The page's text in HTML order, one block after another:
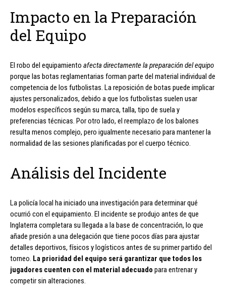
Impacto en la Preparación
del Equipo
El robo del equipamiento afecta directamente la preparación del equipo
porque las botas reglamentarias forman parte del material individual de
competencia de los futbolistas. La reposición de botas puede implicar
ajustes personalizados, debido a que los futbolistas suelen usar
modelos específicos según su marca, talla, tipo de suela y
preferencias técnicas. Por otro lado, el reemplazo de los balones
resulta menos complejo, pero igualmente necesario para mantener la
normalidad de las sesiones planificadas por el cuerpo técnico.
Análisis del Incidente
La policía local ha iniciado una investigación para determinar qué
ocurrió con el equipamiento. El incidente se produjo antes de que
Inglaterra completara su llegada a la base de concentración, lo que
añade presión a una delegación que tiene pocos días para ajustar
detalles deportivos, físicos y logísticos antes de su primer partido del
torneo. La prioridad del equipo será garantizar que todos los
jugadores cuenten con el material adecuado para entrenar y
competir sin alteraciones.